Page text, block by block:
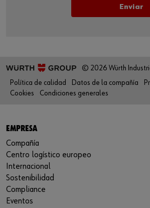
© 2026 Würth
Política de calidad
Datos de la compañía
Cookies
Condiciones generales
EMPRESA
Compañía
Centro logístico europeo
Internacional
Sostenibilidad
Compliance
Eventos